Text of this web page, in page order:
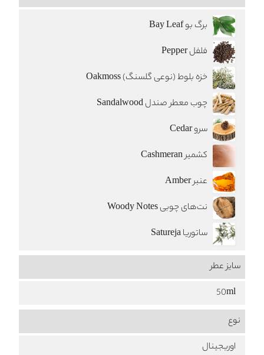
برگ بو Bay Leaf
فلفل Pepper
خزه بلوط (نوعی گلسنگ) Oakmoss
چوب معطر صندل Sandalwood
سرو Cedar
کشمیر Cashmeran
عنبر Amber
نت‌های چوبی Woody Notes
ساتوریا Satureja
سایز عطر
50ml
نوع
اوریجینال